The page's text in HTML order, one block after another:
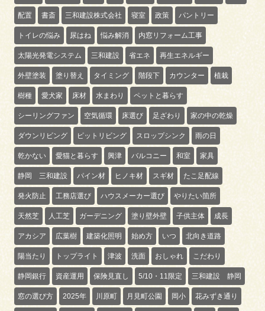
配置 書斎 三和建設株式会社 寝室 政策 パントリー
トイレの悩み 尿はね 悩み解消 内窓リフォーム工事
太陽光発電システム 三和建設 省エネ 再生エネルギー
外壁塗装 塗り替え タイミング 階段下 カウンター 植栽
樹種 愛犬家 床材 水まわり ペットと暮らす
シーリングファン 空気循環 床選び 足ざわり 家の中の乾燥
ダウンリビング ピットリビング スロップシンク 雨の日
乾かない 愛猫と暮らす 興津 バルコニー 和室 家具
静岡 三和建設 パイン材 ヒノキ材 スギ材 たこ足配線
発火防止 工務店選び ハウスメーカー選び やりたい箇所
天然芝 人工芝 ガーデニング 塗り壁外壁 子供主体 成長
アカシア 広葉樹 建築化照明 始め方 いつ 北向き道路
陽当たり トップライト 津波 洗面 おしゃれ こだわり
静岡銀行 資産運用 保険見直し 5/10・11限定 三和建設 静岡
窓の選び方 2025年 川原町 月見町公園 岡小 花みずき通り